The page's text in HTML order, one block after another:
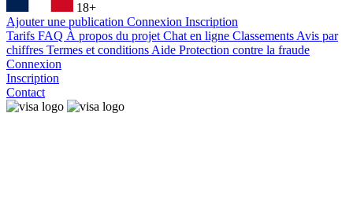
18+
Ajouter une publication Connexion Inscription
Tarifs FAQ À propos du projet Chat en ligne Classements Avis par
chiffres Termes et conditions Aide Protection contre la fraude
Connexion
Inscription
Contact